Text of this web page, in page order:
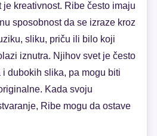
kreativnost. Ribe često imaju
sposobnost da se izraze kroz
sliku, priču ili bilo koji
iznutra. Njihov svet je često
dubokih slika, pa mogu biti
Kada svoju
Ribe mogu da ostave